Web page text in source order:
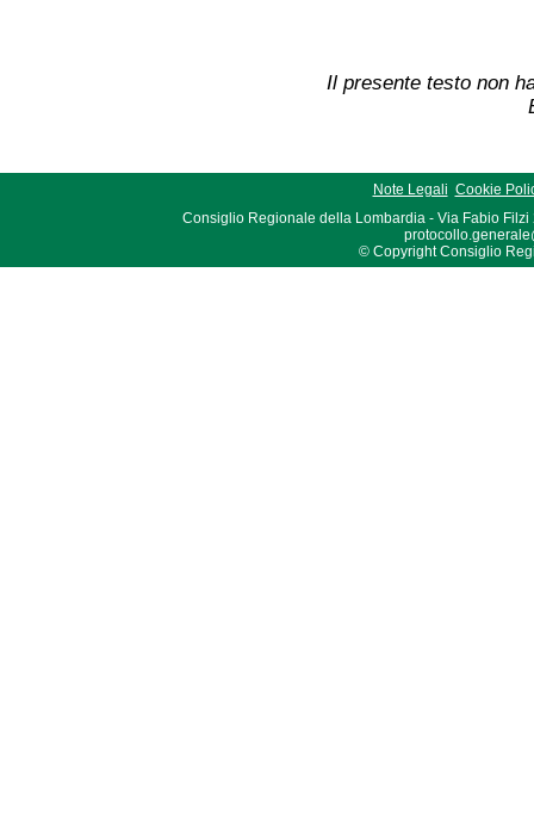
Il presente testo non
Note Legali Cookie
Consiglio Regionale della Lombardia - Via Fabio Filzi
© Copyright Consiglio